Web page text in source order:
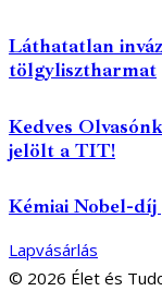
Láthatatlan
tölgylisztharmat
Kedves
jelölt a TIT!
Kémiai Nobel-
Lapvásárlás
© 2026 Élet és